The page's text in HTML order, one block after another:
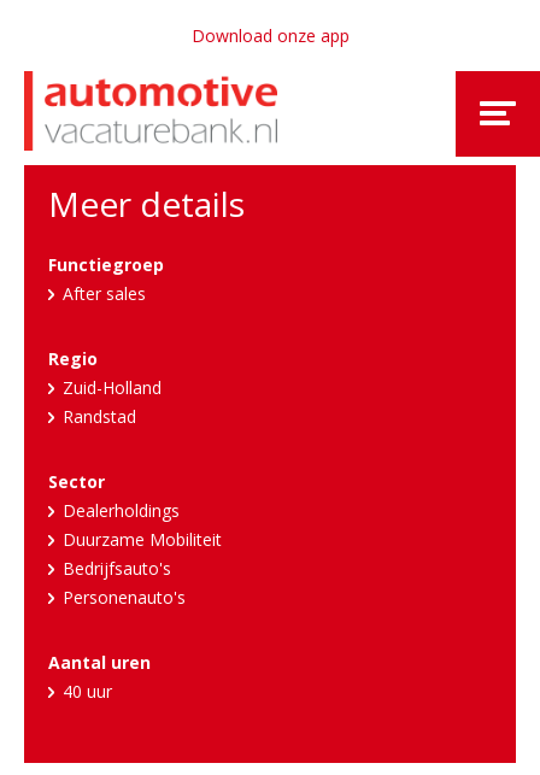
Download onze app
Meer details
Functiegroep
After sales
Regio
Zuid-Holland
Randstad
Sector
Dealerholdings
Duurzame Mobiliteit
Bedrijfsauto's
Personenauto's
Aantal uren
40 uur